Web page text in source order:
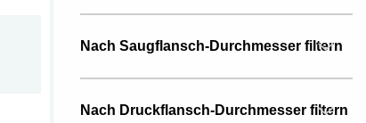
Nach Saugflansch-Durchmesser filtern
Nach Druckflansch-Durchmesser filtern